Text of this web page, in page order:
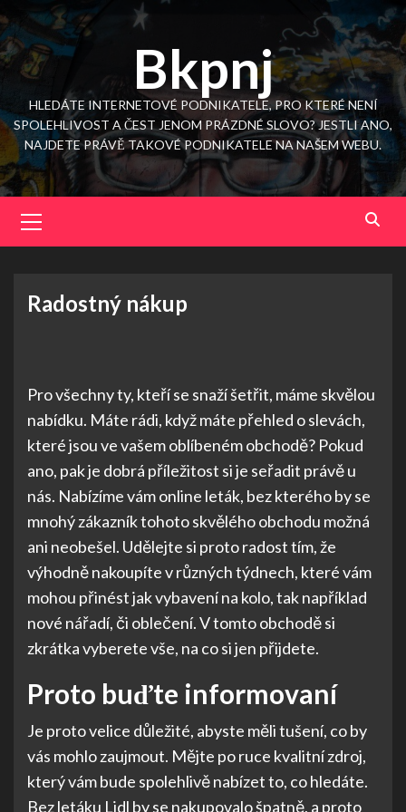
to
content
Bkpnj
HLEDÁTE INTERNETOVÉ PODNIKATELE, PRO KTERÉ NENÍ
SPOLEHLIVOST A ČEST JENOM PRÁZDNÉ SLOVO? JESTLI ANO,
NAJDETE PRÁVĚ TAKOVÉ PODNIKATELE NA NAŠEM WEBU.
Menu
Radostný nákup
Pro všechny ty, kteří se snaží šetřit, máme skvělou
nabídku. Máte rádi, když máte přehled o slevách,
které jsou ve vašem oblíbeném obchodě? Pokud
ano, pak je dobrá příležitost si je seřadit právě u
nás. Nabízíme vám online leták, bez kterého by se
mnohý zákazník tohoto skvělého obchodu možná
ani neobešel. Udělejte si proto radost tím, že
výhodně nakoupíte v různých týdnech, které vám
mohou přinést jak vybavení na kolo, tak například
nové nářadí, či oblečení. V tomto obchodě si
zkrátka vyberete vše, na co si jen přijdete.
Proto buďte informovaní
Je proto velice důležité, abyste měli tušení, co by
vás mohlo zaujmout. Mějte po ruce kvalitní zdroj,
který vám bude spolehlivě nabízet to, co hledáte.
Bezletáku Lidl by se nakupovalo špatně, a proto